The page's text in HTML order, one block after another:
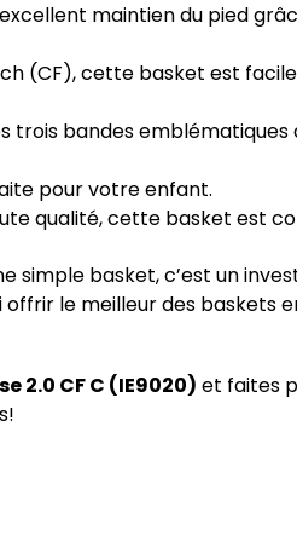
maintien du pied
(CF), cette basket est
trois bandes
pour votre enfant.
qualité, cette basket est
simple basket, c’est un
le meilleur des baskets
2.0 CF C (IE9020) et faites